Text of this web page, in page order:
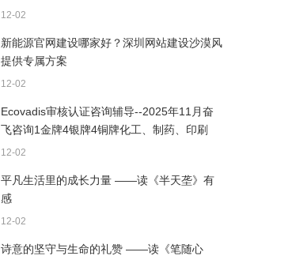
12-02
新能源官网建设哪家好？深圳网站建设沙漠风
提供专属方案
12-02
Ecovadis审核认证咨询辅导--2025年11月奋
飞咨询1金牌4银牌4铜牌化工、制药、印刷
12-02
平凡生活里的成长力量 ——读《半天垄》有
感
12-02
诗意的坚守与生命的礼赞 ——读《笔随心